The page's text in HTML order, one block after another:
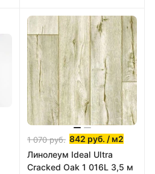
1 070руб. 842 руб. / м2
Линолеум Ideal Ultra
Cracked Oak 1 016L 3,5 м